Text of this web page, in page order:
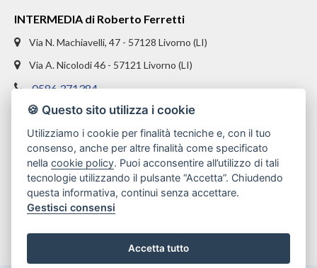
INTERMEDIA di Roberto Ferretti
Via N. Machiavelli, 47 - 57128 Livorno (LI)
Via A. Nicolodi 46 - 57121 Livorno (LI)
0586 371384
328 1654969
info@intermediaimmobiliare.com
🍪 Questo sito utilizza i cookie
Utilizziamo i cookie per finalità tecniche e, con il tuo
consenso, anche per altre finalità come specificato
nellacookie policy. Puoi acconsentire all’utilizzo di tali
tecnologie utilizzando il pulsante “Accetta”. Chiudendo
questa informativa, continui senza accettare.
Gestisci consensi
Accetta tutto